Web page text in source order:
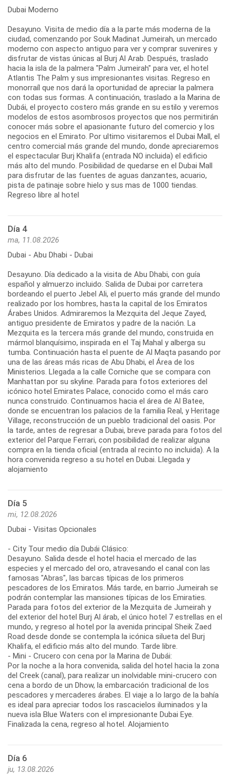
Dubai Moderno
Desayuno. Visita de medio día a la parte más moderna de la
ciudad, comenzando por Souk Madinat Jumeirah, un mercado
moderno con aspecto antiguo para ver y comprar suvenires y
disfrutar de vistas únicas al Burj Al Arab. Después, traslado
hacia la isla de la palmera "Palm Jumeirah" para ver, el hotel
Atlantis The Palm y sus impresionantes visitas. Regreso en
monorraíl que nos dará la oportunidad de apreciar la palmera
con todas sus formas. A continuación, traslado a la Marina de
Dubái, el proyecto costero más grande en su estilo y veremos
modelos de estos asombrosos proyectos que nos permitirán
conocer más sobre el apasionante futuro del comercio y los
negocios en el Emirato. Por ultimo visitaremos el Dubai Mall, el
centro comercial más grande del mundo, donde apreciaremos
el espectacular Burj Khalifa (entrada NO incluida) el edificio
más alto del mundo. Posibilidad de quedarse en el Dubai Mall
para disfrutar de las fuentes de aguas danzantes, acuario,
pista de patinaje sobre hielo y sus mas de 1000 tiendas.
Regreso libre al hotel
Día 4
ma, 11.08.2026
Dubai - Abu Dhabi - Dubai
Desayuno. Día dedicado a la visita de Abu Dhabi, con guía
español y almuerzo incluido. Salida de Dubai por carretera
bordeando el puerto Jebel Ali, el puerto más grande del mundo
realizado por los hombres, hasta la capital de los Emiratos
Árabes Unidos. Admiraremos la Mezquita del Jeque Zayed,
antiguo presidente de Emiratos y padre de la nación. La
Mezquita es la tercera más grande del mundo, construida en
mármol blanquísimo, inspirada en el Taj Mahal y alberga su
tumba. Continuación hasta el puente de Al Maqta pasando por
una de las áreas más ricas de Abu Dhabi, el Área de los
Ministerios. Llegada a la calle Corniche que se compara con
Manhattan por su skyline. Parada para fotos exteriores del
icónico hotel Emirates Palace, conocido como el más caro
nunca construido. Continuamos hacia el área de Al Batee,
donde se encuentran los palacios de la familia Real, y Heritage
Village, reconstrucción de un pueblo tradicional del oasis. Por
la tarde, antes de regresar a Dubai, breve parada para fotos del
exterior del Parque Ferrari, con posibilidad de realizar alguna
compra en la tienda oficial (entrada al recinto no incluida). A la
hora convenida regreso a su hotel en Dubai. Llegada y
alojamiento
Día 5
mi, 12.08.2026
Dubai - Visitas Opcionales
- City Tour medio día Dubái Clásico:
Desayuno. Salida desde el hotel hacia el mercado de las
especies y el mercado del oro, atravesando el canal con las
famosas "Abras", las barcas típicas de los primeros
pescadores de los Emiratos. Más tarde, en barrio Jumeirah se
podrán contemplar las mansiones típicas de los Emiraties.
Parada para fotos del exterior de la Mezquita de Jumeirah y
del exterior del hotel Burj Al árab, el único hotel 7 estrellas en el
mundo, y regreso al hotel por la avenida principal Sheik Zaed
Road desde donde se contempla la icónica silueta del Burj
Khalifa, el edificio más alto del mundo. Tarde libre.
- Mini - Crucero con cena por la Marina de Dubái:
Por la noche a la hora convenida, salida del hotel hacia la zona
del Creek (canal), para realizar un inolvidable mini-crucero con
cena a bordo de un Dhow, la embarcación tradicional de los
pescadores y mercaderes árabes. El viaje a lo largo de la bahía
es ideal para apreciar todos los rascacielos iluminados y la
nueva isla Blue Waters con el impresionante Dubai Eye.
Finalizada la cena, regreso al hotel. Alojamiento
Día 6
ju, 13.08.2026